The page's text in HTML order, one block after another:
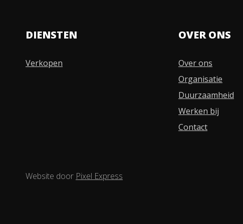
DIENSTEN
Verkopen
OVER ONS
Over ons
Organisatie
Duurzaamheid
Werken bij
Contact
Website door Pixel Express